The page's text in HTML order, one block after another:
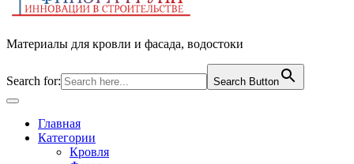
Материалы для кровли и фасада, водостоки
Search for: Search Button
Open
ButtonГлавная
Категории
Кровля